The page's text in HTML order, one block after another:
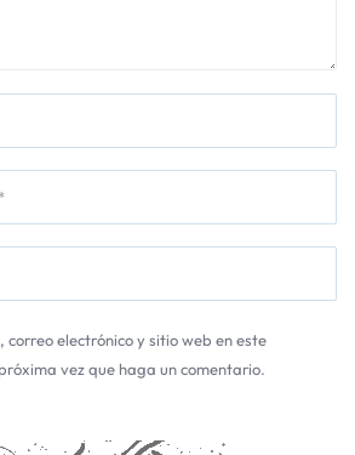
electrónico y sitio web en este
vez que haga un comentario.